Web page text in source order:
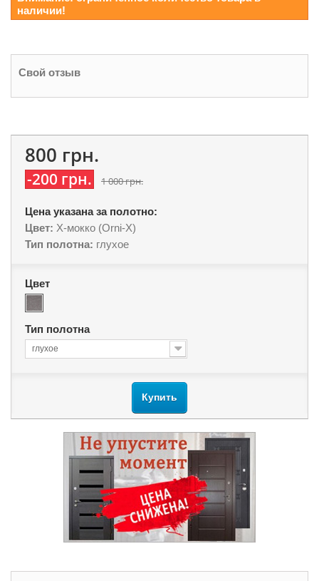
наличии!
Свой отзыв
800 грн.
-200 грн. 1 000 грн.
Цена указана за полотно:
Цвет: X-мокко (Orni-X)
Тип полотна: глухое
Цвет
Тип полотна
глухое
Купить